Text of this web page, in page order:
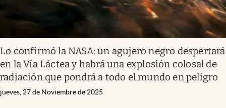
Lo confirmó la NASA: un agujero negro despertará
en la Vía Láctea y habrá una explosión colosal de
radiación que pondrá a todo el mundo en peligro
jueves, 27 de Noviembre de 2025